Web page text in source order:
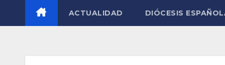
ACTUALIDAD DIÓCESIS